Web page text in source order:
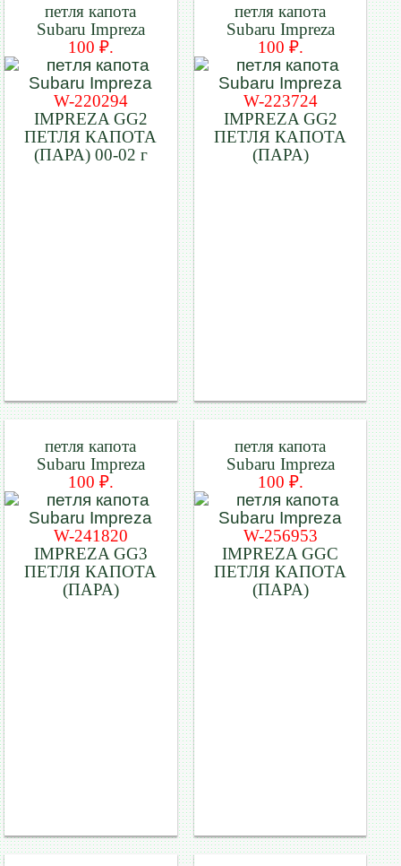
петля капота
Subaru Impreza
100 ₽.
W-220294
IMPREZA GG2
ПЕТЛЯ КАПОТА
(ПАРА) 00-02 г
петля капота
Subaru Impreza
100 ₽.
W-223724
IMPREZA GG2
ПЕТЛЯ КАПОТА
(ПАРА)
петля капота
Subaru Impreza
100 ₽.
W-241820
IMPREZA GG3
ПЕТЛЯ КАПОТА
(ПАРА)
петля капота
Subaru Impreza
100 ₽.
W-256953
IMPREZA GGC
ПЕТЛЯ КАПОТА
(ПАРА)